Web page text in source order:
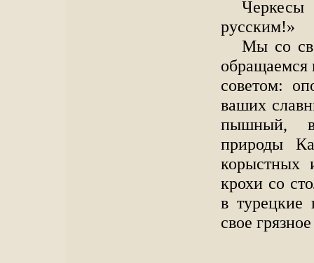
русским!»
Мы со
обращаемся
советом:
ваших
пышный,
природы
корыстных
крохи со
в турецкие
свое